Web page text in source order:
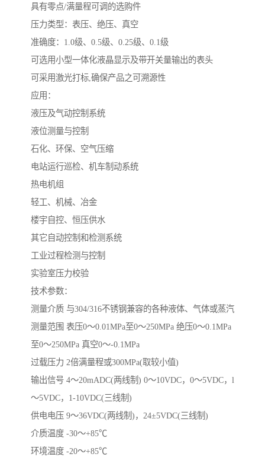
具有零点/满量程可调的选购件
压力类型：表压、绝压、真空
准确度：1.0级、0.5级、0.25级、0.1级
可选用小型一体化液晶显示及带开关量输出的表头
可采用激光打标,确保产品之可溯源性
应用：
液压及气动控制系统
液位测量与控制
石化、环保、空气压缩
电站运行巡检、机车制动系统
热电机组
轻工、机械、冶金
楼宇自控、恒压供水
其它自动控制和检测系统
工业过程检测与控制
实验室压力校验
技术参数：
测量介质 与304/316不锈钢兼容的各种液体、气体或蒸汽
测量范围 表压0～0.01MPa至0～250MPa 绝压0～0.1MPa
至0～250MPa 真空0～-0.1MPa
过载压力 2倍满量程或300MPa(取较小值)
输出信号 4～20mADC(两线制) 0～10VDC，0～5VDC，l
～5VDC，1-10VDC(三线制)
供电电压 9～36VDC(两线制)，24±5VDC(三线制)
介质温度 -30～+85℃
环境温度 -20～+85℃